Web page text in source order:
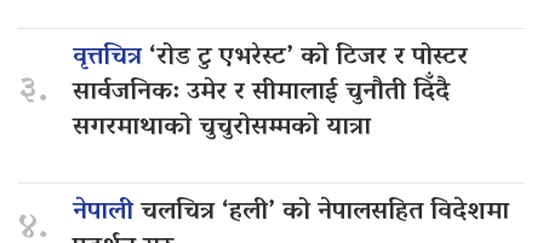
३.
वृत्तचित्र‘रोड टु एभरेस्ट’ को टिजर र पोस्टर
सार्वजनिक: उमेर र सीमालाई चुनौती दिँदै
सगरमाथाको चुचुरोसम्मको यात्रा
नेपालीचलचित्र ‘हली’ को नेपालसहित विदेशमा